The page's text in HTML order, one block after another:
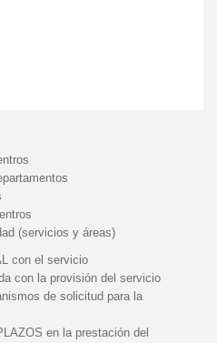
(servicios y áreas)
con el servicio
con la provisión del servicio
de solicitud para la
en la prestación del